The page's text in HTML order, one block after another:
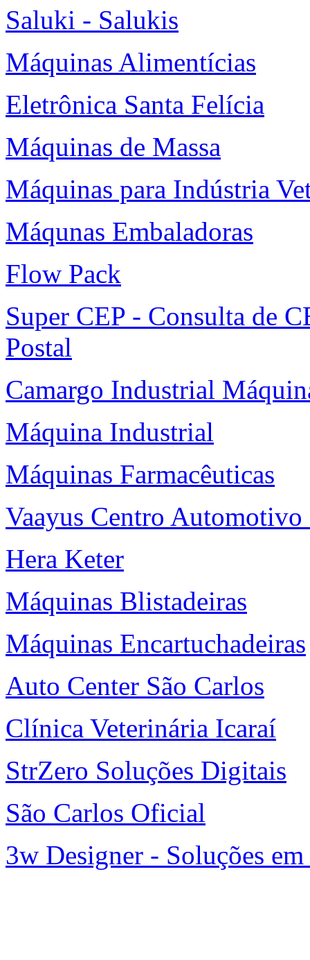
Saluki - Salukis
Máquinas Alimentícias
Eletrônica Santa Felícia
Máquinas de Massa
Máquinas para Indústria
Máqunas Embaladoras
Flow Pack
Super CEP - Consulta de
Postal
Camargo Industrial
Máquina Industrial
Máquinas Farmacêuticas
Vaayus Centro Automotivo
Hera Keter
Máquinas Blistadeiras
Máquinas Encartuchadeiras
Auto Center São Carlos
Clínica Veterinária Icaraí
StrZero Soluções Digitais
São Carlos Oficial
3w Designer - Soluções